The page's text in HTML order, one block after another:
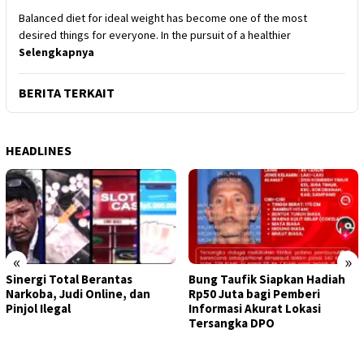
Balanced diet for ideal weight has become one of the most
desired things for everyone. In the pursuit of a healthier
Selengkapnya
BERITA TERKAIT
HEADLINES
« »
Sinergi Total Berantas
Narkoba, Judi Online, dan
Pinjol Ilegal
Bung Taufik Siapkan Hadiah
Rp50 Juta bagi Pemberi
Informasi Akurat Lokasi
Tersangka DPO